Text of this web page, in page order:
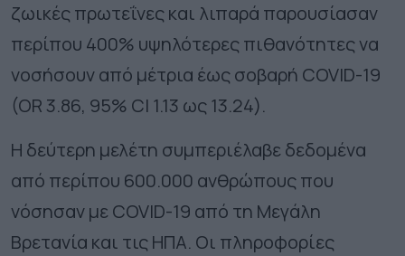
ζωικές πρωτεΐνες και λιπαρά παρουσίασαν
περίπου 400% υψηλότερες πιθανότητες να
νοσήσουν από μέτρια έως σοβαρή COVID-19
(OR 3.86, 95% CI 1.13 ως 13.24).
Η δεύτερη μελέτη συμπεριέλαβε δεδομένα
από περίπου 600.000 ανθρώπους που
νόσησαν με COVID-19 από τη Μεγάλη
Βρετανία και τις ΗΠΑ. Οι πληροφορίες